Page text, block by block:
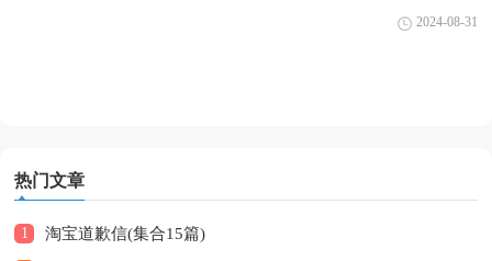
在写道歉信的时候要注意态度诚恳、语气温和。你写道歉信时总是没
2024-08-31
热门文章
1 淘宝道歉信(集合15篇)